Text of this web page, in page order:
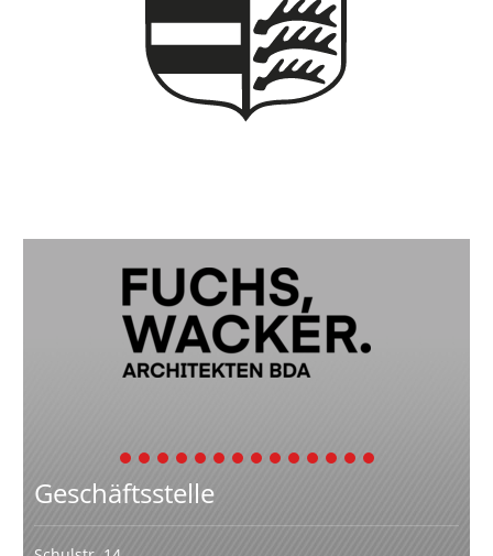
1 2 3 4 5 6 7 8 9 1011121314
Geschäftsstelle